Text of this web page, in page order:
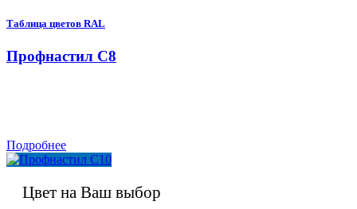
Таблица цветов RAL
Профнастил С8
Подробнее
Цвет на Ваш выбор